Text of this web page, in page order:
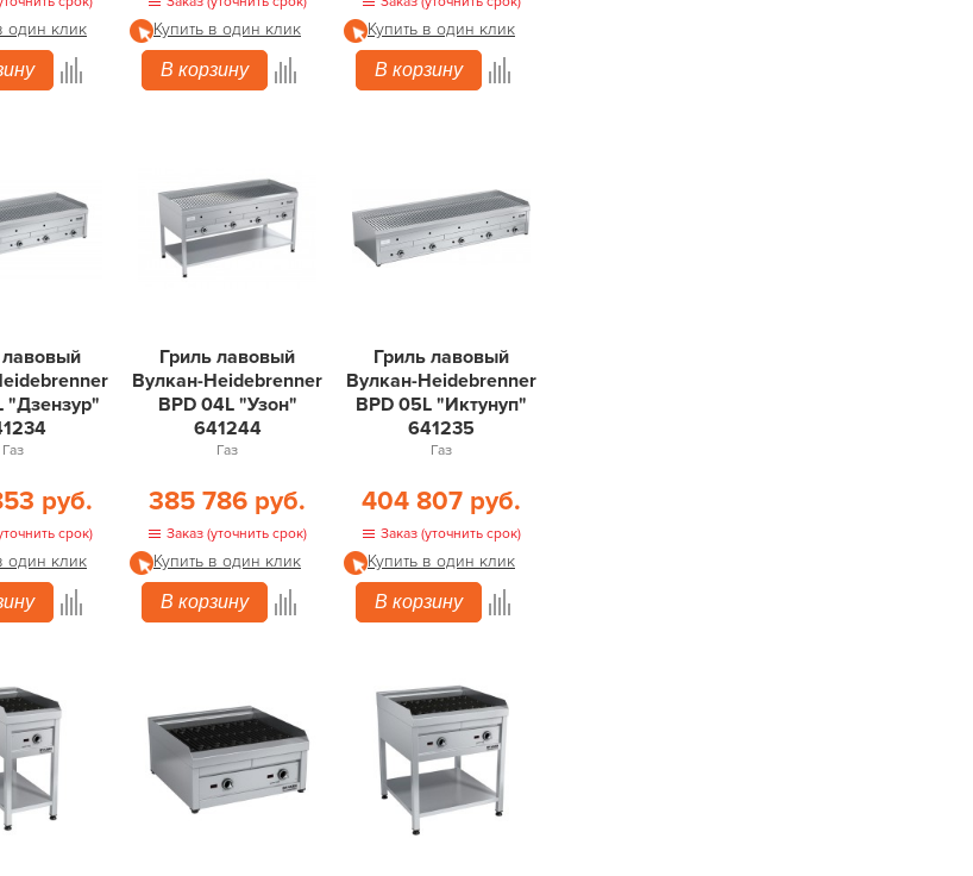
один клик
Купить в один клик
В корзину
Купить в один клик
В корзину
лавовый
"Дзензур"
Газ
руб.
срок)
один клик
Гриль лавовый
Вулкан-Heidebrenner
BPD 04L "Узон"
641244
Газ
385 786 руб.
Заказ (уточнить срок)
Купить в один клик
В корзину
Гриль лавовый
Вулкан-Heidebrenner
BPD 05L "Иктунуп"
641235
Газ
404 807 руб.
Заказ (уточнить срок)
Купить в один клик
В корзину